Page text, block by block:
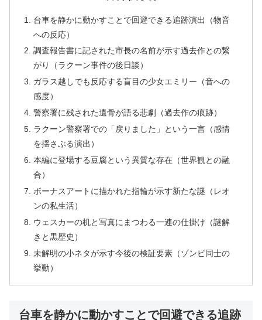
台車を静かに動かすことで回避できる追跡演出（物音
への反応）
調査報告書に記された市長の名前が示す過去作との繋
がり（ラクーン事件の後日談）
ガラス越しでも反応する盲目の少女エミリー（音への
感度）
警察署に残された遺骨が語る悲劇（過去作の痕跡）
ラクーン警察署での「戻りました」という一言（感情
を揺さぶる演出）
本編に登場する豆腐という異質な存在（世界観との融
合）
ボーナスアートに描かれた指輪が示す新たな謎（レオ
ンの私生活）
ウェスカーの机と写真にまつわる一連の仕掛け（謎解
きと黒歴史）
未解明の小ネタが示す今後の検証要素（ゾンビ同士の
挙動）
台車を静かに動かすことで回避できる追跡